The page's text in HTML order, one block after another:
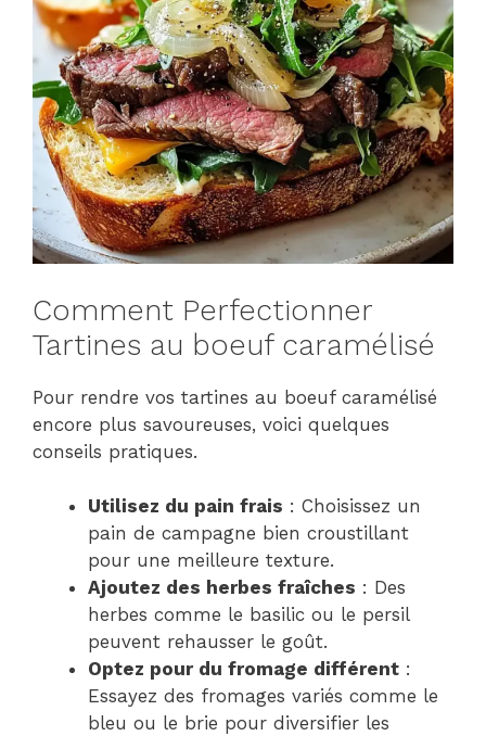
Comment Perfectionner
Tartines au boeuf caramélisé
Pour rendre vos tartines au boeuf caramélisé
encore plus savoureuses, voici quelques
conseils pratiques.
Utilisez du pain frais : Choisissez un
pain de campagne bien croustillant
pour une meilleure texture.
Ajoutez des herbes fraîches : Des
herbes comme le basilic ou le persil
peuvent rehausser le goût.
Optez pour du fromage différent :
Essayez des fromages variés comme le
bleu ou le brie pour diversifier les